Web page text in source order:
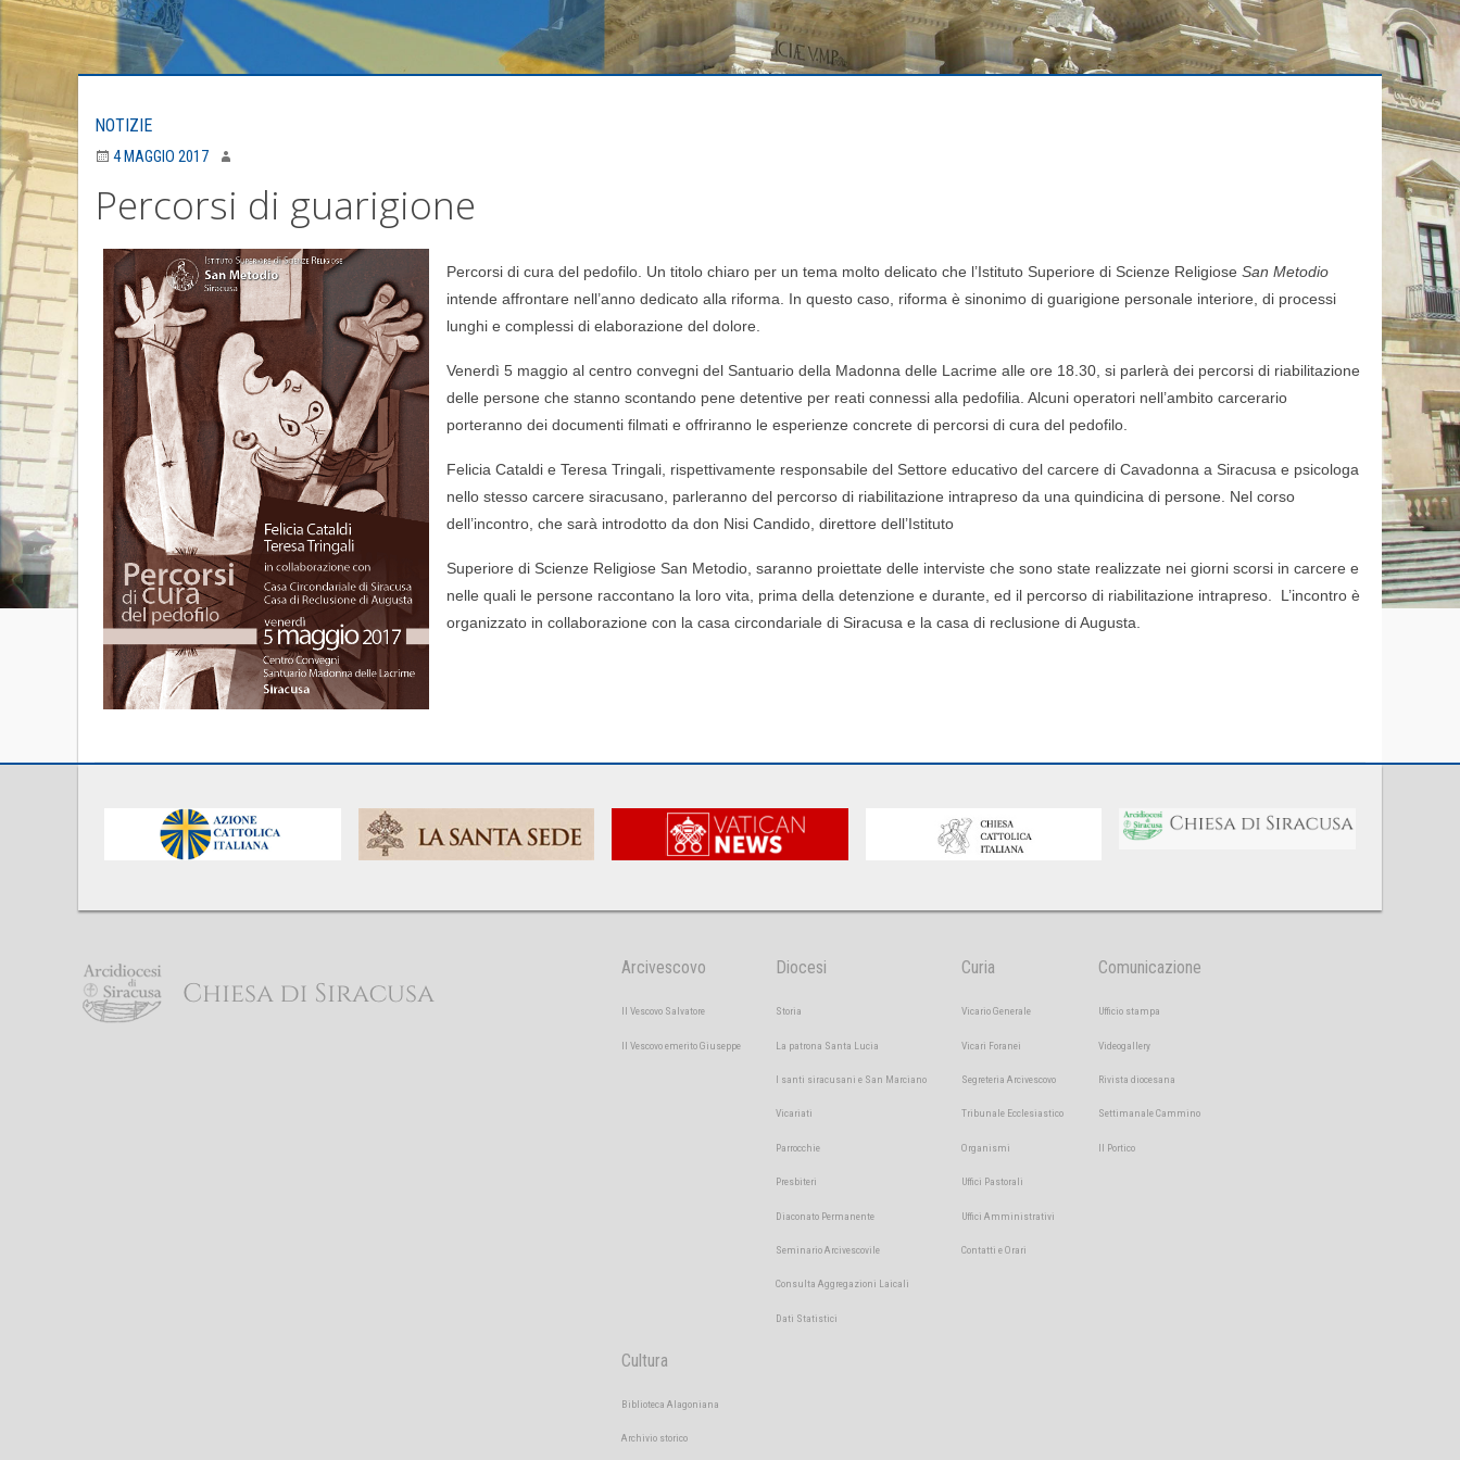
NOTIZIE
4 MAGGIO 2017
Percorsi di guarigione
Percorsi di cura del pedofilo. Un titolo chiaro per un tema molto delicato che l’Istituto Superiore di Scienze Religiose San Metodio
intende affrontare nell’anno dedicato alla riforma. In questo caso, riforma è sinonimo di guarigione personale interiore, di processi
lunghi e complessi di elaborazione del dolore
Venerdì 5 maggio al centro convegni del Santuario della Madonna delle Lacrime alle ore 18.30, si parlerà dei percorsi di riabilitazione
delle persone che stanno scontando pene detentive per reati connessi alla pedofilia. Alcuni operatori nell’ambito carcerario
porteranno dei documenti filmati e offriranno le esperienze concrete di percorsi di cura del pedofilo.
Felicia Cataldi e Teresa Tringali, rispettivamente responsabile del Settore educativo del carcere di Cavadonna a Siracusa e psicologa
nello stesso carcere siracusano, parleranno del percorso di riabilitazione intrapreso da una quindicina di persone. Nel corso
dell’incontro, che sarà introdotto da don Nisi Candido, direttore dell’Istituto
Superiore di Scienze Religiose San Metodio, saranno proiettate delle interviste che sono state realizzate nei giorni scorsi in carcere e
nelle quali le persone raccontano la loro vita, prima della detenzione e durante, ed il percorso di riabilitazione intrapreso. L’incontro è
organizzato in collaborazione con la casa circondariale di Siracusa e la casa di reclusione di Augusta.
Arcivescovo
Il Vescovo Salvatore
Il Vescovo emerito Giuseppe
Diocesi
Storia
La patrona Santa Lucia
I santi siracusani e San Marciano
Vicariati
Parrocchie
Presbiteri
Diaconato Permanente
Seminario Arcivescovile
Consulta Aggregazioni Laicali
Dati Statistici
Curia
Vicario Generale
Vicari Foranei
Segreteria Arcivescovo
Tribunale Ecclesiastico
Organismi
Uffici Pastorali
Uffici Amministrativi
Contatti e Orari
Comunicazione
Ufficio stampa
Videogallery
Rivista diocesana
Settimanale Cammino
Il Portico
Cultura
Biblioteca Alagoniana
Archivio storico